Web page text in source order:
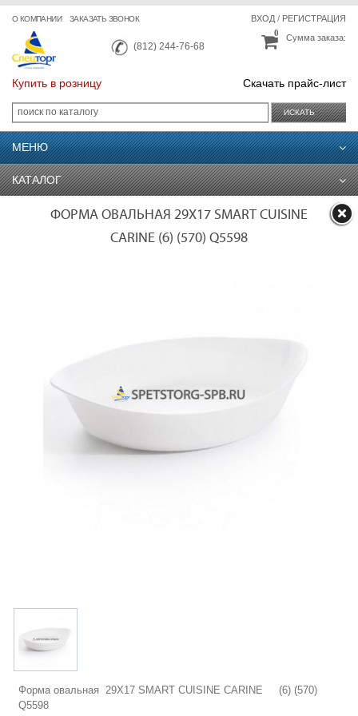
О КОМПАНИИ ЗАКАЗАТЬ ЗВОНОК
(812) 244-76-68
ВХОД/ РЕГИСТРАЦИЯ
Сумма заказа:
0
Купить в розницу Скачать прайс-лист
ИСКАТЬ
МЕНЮ
КАТАЛОГ
ФОРМА ОВАЛЬНАЯ 29X17 SMART CUISINE
CARINE (6) (570) Q5598
Форма овальная 29X17 SMART CUISINE CARINE (6) (570)
Q5598